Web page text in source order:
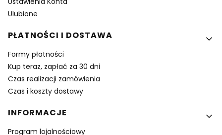
Ulubione
PŁATNOŚCI I DOSTAWA
Formy płatności
Kup teraz, zapłać za 30 dni
Czas realizacji zamówienia
Czas i koszty dostawy
INFORMACJE
Program lojalnościowy